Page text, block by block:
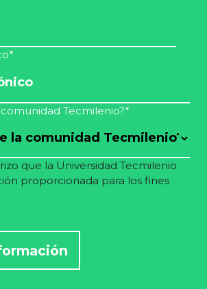
*
Tecmilenio?*
que la Universidad Tecmilenio
proporcionada para los fines